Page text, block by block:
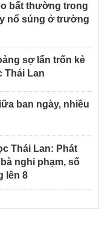
bất thường trong
nổ súng ở trường
sợ lẩn trốn kẻ
Thái Lan
ban ngày, nhiều
Thái Lan: Phát
nghi phạm, số
lên 8